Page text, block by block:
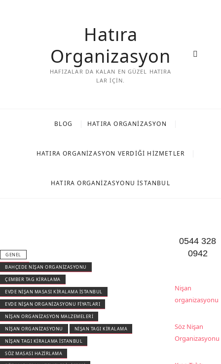
Hatıra
Organizasyon
HAFIZALAR DA KALAN EN GÜZEL HATIRA
LAR IÇIN.
BLOG HATIRA ORGANIZASYON
HATIRA ORGANIZASYON VERDIĞI HIZMETLER
HATIRA ORGANIZASYONU İSTANBUL
GENEL
BAHÇEDE NIŞAN ORGANIZASYONU
ÇEMBER TAG KIRALAMA
EVDE NIŞAN MASASI KIRALAMA ISTANBUL
EVDE NIŞAN ORGANIZASYONU FIYATLARI
NIŞAN ORGANIZASYON MALZEMELERI
NIŞAN ORGANIZASYONU
NIŞAN TAGI KIRALAMA
NIŞAN TAGI KIRALAMA ISTANBUL
SÖZ MASASI HAZIRLAMA
0544 328
0942
Nişan
organizasyonu
Söz Nişan
Organizasyonu